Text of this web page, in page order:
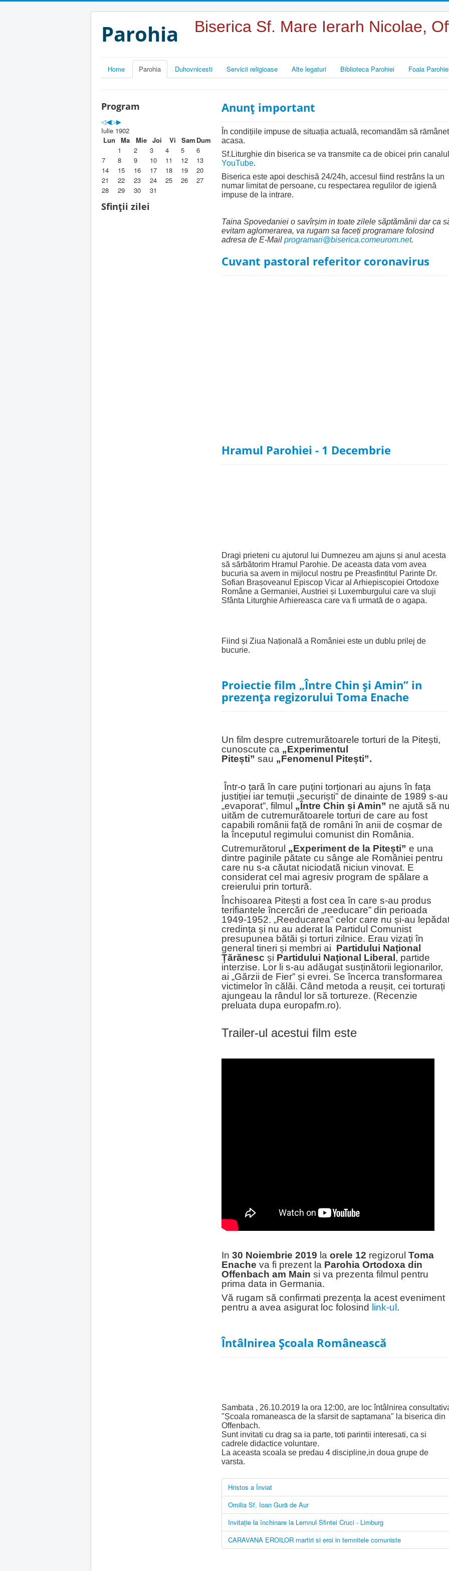
Parohia Biserica Sf. Mare Ierarh Nicolae,
Home Parohia Duhovnicesti Servicii religioase Alte legaturi Biblioteca Parohiei Foaia
Program
Iulie 1902
Lun
Ma Mie Joi Vi Sam Dum
1
2 3 4 5
6
7
8 9 10 11 12
13
14
15 16 17 18 19
20
21
22 23 24 25 26
27
28
29 30 31
Sfinții zilei
Anunț important
În condițiile impuse de situația actuală, recomandăm să
acasa.
Sf.Liturghie din biserica se va transmite ca de obicei prin canalul
YouTube.
Biserica este apoi deschisă 24/24h, accesul fiind restrâns la un
numar limitat de persoane, cu respectarea regulilor de igienă
impuse de la intrare.
Taina Spovedaniei o savîrșim in toate zilele săptămănii dar ca
evitam aglomerarea, va rugam sa faceți programare folosind
adresa de E-Mail programari@biserica.comeurom.net.
Cuvant pastoral referitor coronavirus
Hramul Parohiei - 1 Decembrie
Dragi prieteni cu ajutorul lui Dumnezeu am ajuns și anul acesta
să sărbătorim Hramul Parohie. De aceasta data vom avea
bucuria sa avem in mijlocul nostru pe Preasfintitul Parinte Dr.
Sofian Brașoveanul Episcop Vicar al Arhiepiscopiei Ortodoxe
Române a Germaniei, Austriei și Luxemburgului care va sluji
Sfânta Liturghie Arhiereasca care va fi urmată de o agapa.
Fiind și Ziua Națională a României este un dublu prilej de
bucurie.
Proiectie film „Între Chin și Amin” in
prezența regizorului Toma Enache
Un film despre cutremurătoarele torturi de la Pitești,
cunoscute ca „Experimentul
Pitești” sau „Fenomenul Pitești”.
Într-o țară în care puțini torționari au ajuns în fața
justiției iar temuții „securiști” de dinainte de 1989 s-au
„evaporat”, filmul „Între Chin și Amin” ne ajută să
uităm de cutremurătoarele torturi de care au fost
capabili românii față de români în anii de coșmar de
la începutul regimului comunist din România.
Cutremurătorul „Experiment de la Pitești” e una
dintre paginile pătate cu sânge ale României pentru
care nu s-a căutat niciodată niciun vinovat. E
considerat cel mai agresiv program de spălare a
creierului prin tortură.
Închisoarea Pitești a fost cea în care s-au produs
terifiantele încercări de „reeducare” din perioada
1949-1952. „Reeducarea” celor care nu și-au
credința și nu au aderat la Partidul Comunist
presupunea bătăi și torturi zilnice. Erau vizați în
general tineri și membri ai Partidului Național
Țărănesc și Partidului Național Liberal , partide
interzise. Lor li s-au adăugat susținătorii legionarilor,
ai „Gărzii de Fier” și evrei. Se încerca transformarea
victimelor în călăi. Când metoda a reușit, cei torturați
ajungeau la rândul lor să tortureze. (Recenzie
preluata dupa europafm.ro).
Trailer-ul acestui film este
In 30 Noiembrie 2019 la orele 12 regizorul Toma
Enache va fi prezent la Parohia Ortodoxa din
Offenbach am Main si va prezenta filmul pentru
prima data in Germania.
Vă rugam să confirmati prezența la acest eveniment
pentru a avea asigurat loc folosind
link-ul .
Întâlnirea Școala Românească
Sambata , 26.10.2019 la ora 12:00, are loc întâlnirea
"Școala romaneasca de la sfarsit de saptamana" la biserica din
Offenbach.
Sunt invitati cu drag sa ia parte, toti parintii interesati, ca si
cadrele didactice voluntare.
La aceasta scoala se predau 4 discipline,in doua grupe de
varsta.
Hristos a Înviat
Omilia Sf. Ioan Gură de Aur
Invitație la închinare la Lemnul Sfintei Cruci - Limburg
CARAVANA EROILOR martiri si eroi in temnitele comuniste